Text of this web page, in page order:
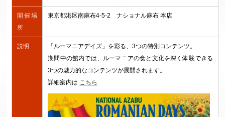
開催場
所
東京都港区南麻布4-5-2 ナショナル麻布 本店
説明
「ルーマニアデイズ」を彩る、3つの特別コンテンツ。
期間中の館内では、ルーマニアの食と文化を深く体験できる
3つの魅力的なコンテンツが展開されます。
詳細案内は こちら